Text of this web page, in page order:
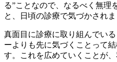
る”ことなので、なるべく無理
と、日頃の診療で気づかされま
真面目に診療に取り組んでい
ーよりも先に気づくことって
す。これを広めていくことが